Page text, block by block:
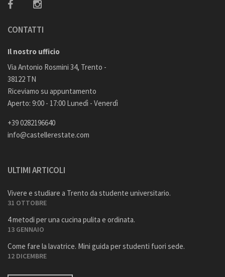
CONTATTI
Il nostro ufficio
Via Antonio Rosmini 34, Trento -
38122 TN
Riceviamo su appuntamento
Aperto: 9:00 - 17:00 Lunedì - Venerdì
+39 0282196640
info@castellerestate.com
ULTIMI ARTICOLI
Vivere e studiare a Trento da studente universitario.
31 OTTOBRE
4 metodi per una cucina pulita e ordinata.
13 GENNAIO
Come fare la lavatrice. Mini guida per studenti fuori sede.
12 DICEMBRE